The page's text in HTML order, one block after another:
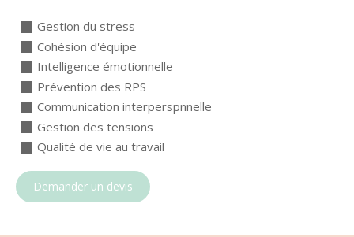
Gestion du stress
Cohésion d'équipe
Intelligence émotionnelle
Prévention des RPS
Communication interperspnnelle
Gestion des tensions
Qualité de vie au travail
Demander un devis